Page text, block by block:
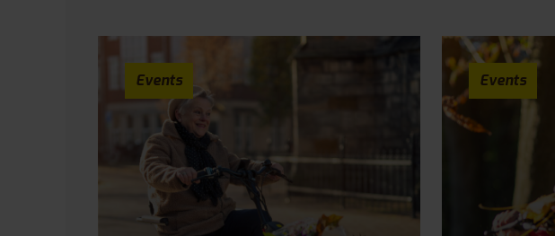
Events Events